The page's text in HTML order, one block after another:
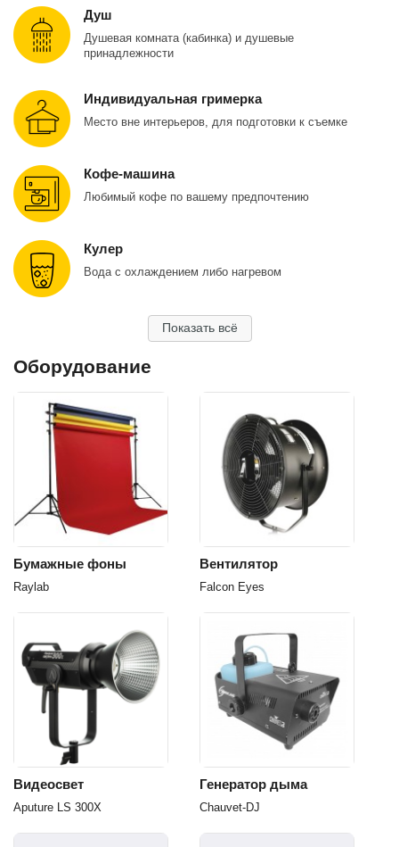
Душ
Душевая комната (кабинка) и душевые
принадлежности
Индивидуальная гримерка
Место вне интерьеров, для подготовки к съемке
Кофе-машина
Любимый кофе по вашему предпочтению
Кулер
Вода с охлаждением либо нагревом
Показать всё
Оборудование
Бумажные фоны
Raylab
Вентилятор
Falcon Eyes
Видеосвет
Aputure LS 300X
Генератор дыма
Chauvet-DJ